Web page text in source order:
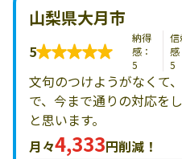
山梨県大月市
5
納得
感：
5
信
感
5
文句のつけようがなくて
で、今まで通りの対応を
と思います。
月々4,333円削減！